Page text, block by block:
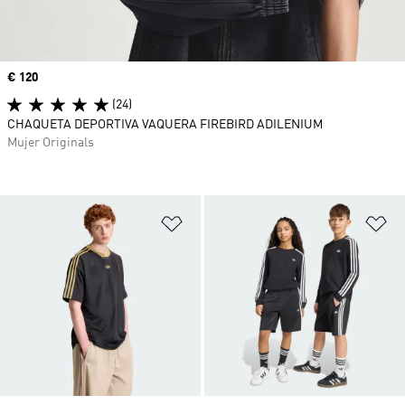
Añadir a la lista de deseos
Precio
€ 120
(24)
CHAQUETA DEPORTIVA VAQUERA FIREBIRD ADILENIUM
Mujer Originals